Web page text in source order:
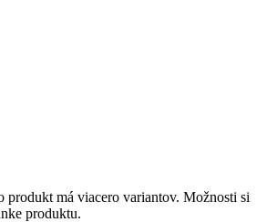
produkt má viacero variantov. Možnosti si
produktu.